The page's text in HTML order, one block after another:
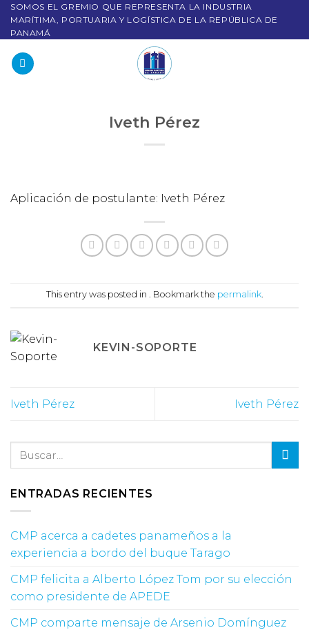
SOMOS EL GREMIO QUE REPRESENTA LA INDUSTRIA
MARÍTIMA, PORTUARIA Y LOGÍSTICA DE LA REPÚBLICA DE
PANAMÁ
Iveth Pérez
Aplicación de postulante: Iveth Pérez
This entry was posted in . Bookmark the permalink.
KEVIN-SOPORTE
Iveth Pérez Iveth Pérez
ENTRADAS RECIENTES
CMP acerca a cadetes panameños a la
experiencia a bordo del buque Tarago
CMP felicita a Alberto López Tom por su elección
como presidente de APEDE
CMP comparte mensaje de Arsenio Domínguez